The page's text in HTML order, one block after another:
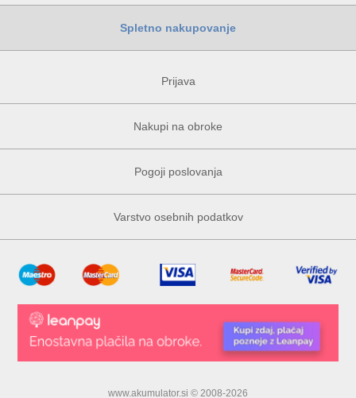
Spletno nakupovanje
Prijava
Nakupi na obroke
Pogoji poslovanja
Varstvo osebnih podatkov
www.akumulator.si © 2008-2026